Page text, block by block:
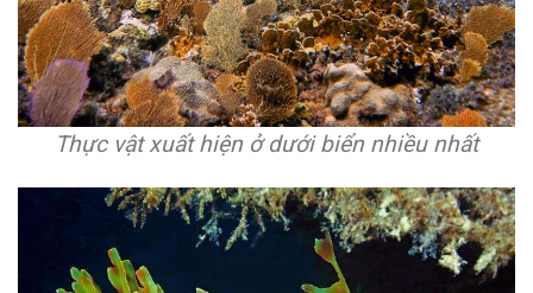
Thực vật xuất hiện ở dưới biển nhiều nhất